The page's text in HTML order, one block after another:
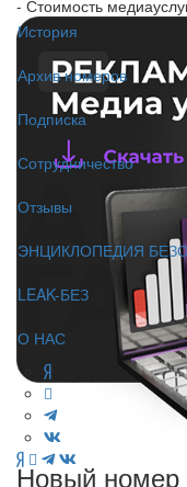
История
Архив номеров
Подписка
Сотрудничество
Отзывы
ЭНЦИКЛОПЕДИЯ
LEAK-БЕЗ
О НАС
- Стоимость
Новый номер